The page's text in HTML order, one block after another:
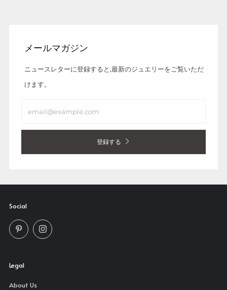
メールマガジン
ニュースレターに登録すると,最新のジュエリーをご覧いただ
けます。
登録する
Social
PinterestInstagram
Legal
About Us